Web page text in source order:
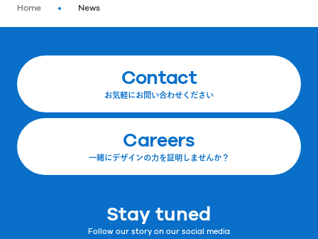
Home News
Contact
お気軽にお問い合わせください
Careers
一緒にデザインの力を証明しませんか？
Stay tuned
Follow our story on our social media